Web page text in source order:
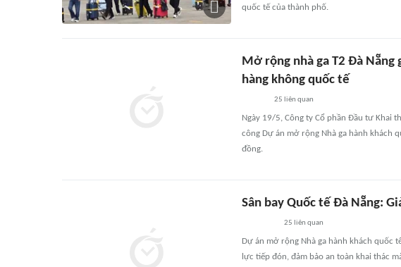
quốc tế của thành phố.
Mở rộng nhà ga T2 Đà
hàng không quốc tế
25 liên quan
Ngày 19/5, Công ty Cổ phần Đầu tư Khai
công Dự án mở rộng Nhà ga hành khách
đồng.
Sân bay Quốc tế Đà Nẵng:
25 liên quan
Dự án mở rộng Nhà ga hành khách quốc
lực tiếp đón, đảm bảo an toàn khai thác